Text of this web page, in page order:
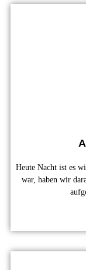
Heute Nacht ist es
war, haben wir